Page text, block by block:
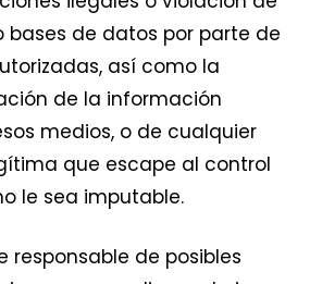
bases de datos por parte de
así como la
de la información
medios, o de cualquier
que escape al control
le sea imputable.​
responsable de posibles